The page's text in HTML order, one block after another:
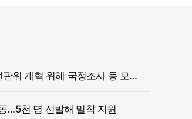
정부, '참정권 침해' 규명 총력... "선관위 개혁 위해 국정조사 등 모든 조치"
…5천 명 선발해 밀착 지원